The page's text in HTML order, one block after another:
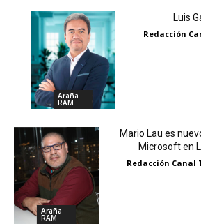
Araña
RAM
Luis
Redacción
Araña
RAM
Mario Lau es
Microsoft en
Redacción Canal